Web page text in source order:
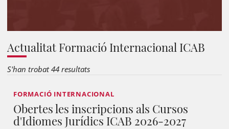
Actualitat Formació Internacional ICAB
S'han trobat 44 resultats
FORMACIÓ INTERNACIONAL
Obertes les inscripcions als Cursos
d'Idiomes Jurídics ICAB 2026-2027